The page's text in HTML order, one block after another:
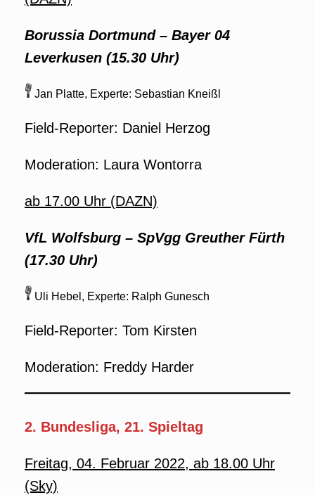
Borussia Dortmund – Bayer 04
Leverkusen (15.30 Uhr)
Jan Platte, Experte: Sebastian Kneißl
Field-Reporter: Daniel Herzog
Moderation: Laura Wontorra
ab 17.00 Uhr (DAZN)
VfL Wolfsburg – SpVgg Greuther Fürth
(17.30 Uhr)
Uli Hebel, Experte: Ralph Gunesch
Field-Reporter: Tom Kirsten
Moderation: Freddy Harder
2. Bundesliga, 21. Spieltag
Freitag, 04. Februar 2022, ab 18.00 Uhr
(Sky)